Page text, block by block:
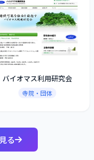
バイオマス利用研究会
寺院・団体
る